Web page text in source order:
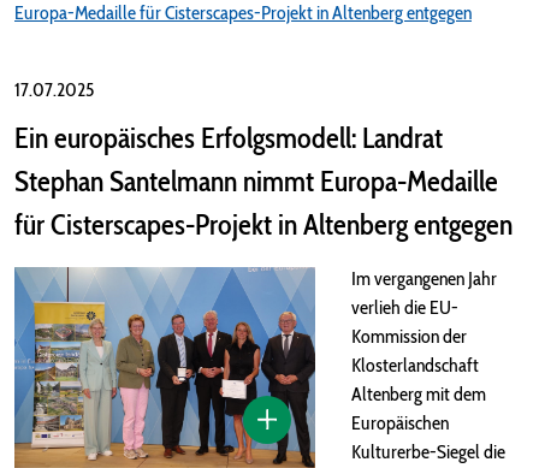
Europa-Medaille für Cisterscapes-Projekt in Altenberg entgegen
17.07.2025
Ein europäisches Erfolgsmodell: Landrat
Stephan Santelmann nimmt Europa-Medaille
für Cisterscapes-Projekt in Altenberg entgegen
Im vergangenen Jahr
verlieh die EU-
Kommission der
Klosterlandschaft
Altenberg mit dem
Europäischen
Kulturerbe-Siegel die